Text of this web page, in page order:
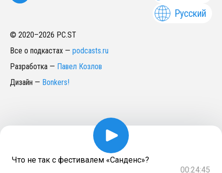
Русский
© 2020–2026 PC.ST
Все о подкастах — podcasts.ru
Разработка — Павел Козлов
Дизайн — Bonkers!
Что не так с фестивалем «Санденс»?
00:24:45